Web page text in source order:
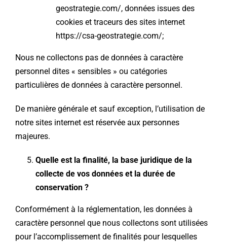
geostrategie.com/, données issues des
cookies et traceurs des sites internet
https://csa-geostrategie.com/;
Nous ne collectons pas de données à caractère
personnel dites « sensibles » ou catégories
particulières de données à caractère personnel.
De manière générale et sauf exception, l’utilisation de
notre sites internet est réservée aux personnes
majeures.
Quelle est la finalité, la base juridique de la
collecte de vos données et la durée de
conservation ?
Conformément à la réglementation, les données à
caractère personnel que nous collectons sont utilisées
pour l’accomplissement de finalités pour lesquelles